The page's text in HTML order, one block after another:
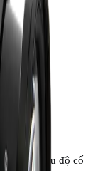
khẩu độ cố